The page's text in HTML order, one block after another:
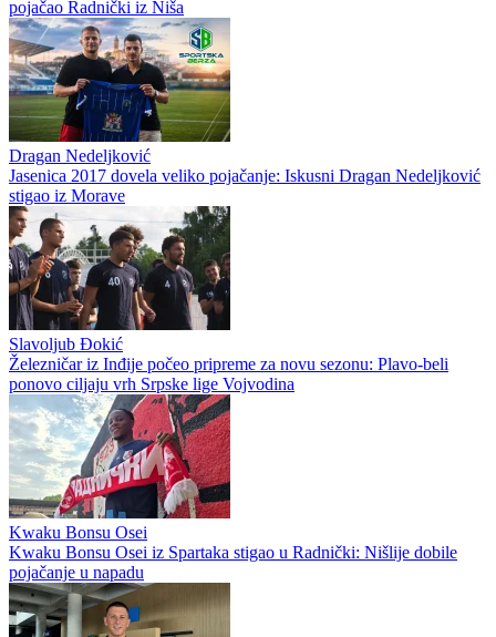
pojačao Radnički iz Niša
Dragan Nedeljković
Jasenica 2017 dovela veliko pojačanje: Iskusni Dragan Nedeljković
stigao iz Morave
Slavoljub Đokić
Železničar iz Inđije počeo pripreme za novu sezonu: Plavo-beli
ponovo ciljaju vrh Srpske lige Vojvodina
Kwaku Bonsu Osei
Kwaku Bonsu Osei iz Spartaka stigao u Radnički: Nišlije dobile
pojačanje u napadu